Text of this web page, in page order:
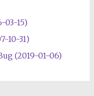
03-15)
10-31)
(2019-01-06)